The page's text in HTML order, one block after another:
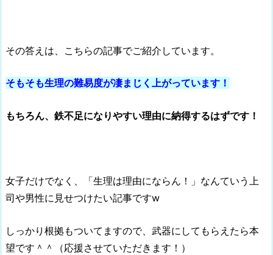
その答えは、こちらの記事でご紹介しています。
そもそも生理の難易度が凄まじく上がっています！
もちろん、鉄不足になりやすい理由に納得するはずです！
女子だけでなく、「生理は理由にならん！」なんていう上
司や男性に見せつけたい記事ですw
しっかり根拠もついてますので、武器にしてもらえたら本
望です＾＾（応援させていただきます！）